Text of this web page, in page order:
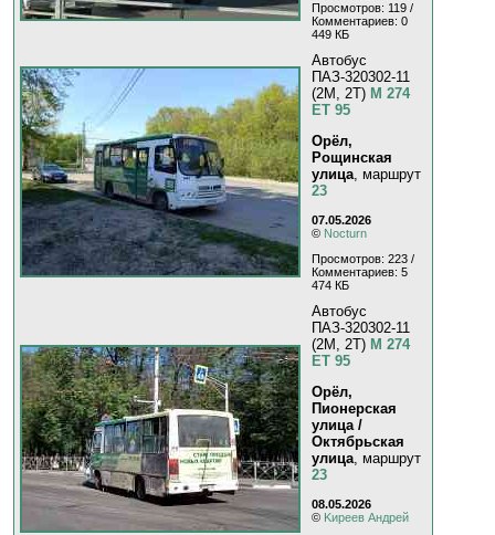
Просмотров: 119 /
Комментариев: 0
449 КБ
Автобус
ПАЗ-320302-11
(2M, 2T) М 274
ЕТ 95
Орёл,
Рощинская
улица, маршрут
23
07.05.2026
© Nocturn
Просмотров: 223 /
Комментариев: 5
474 КБ
Автобус
ПАЗ-320302-11
(2M, 2T) М 274
ЕТ 95
Орёл,
Пионерская
улица /
Октябрьская
улица, маршрут
23
08.05.2026
© Kиpeeв Aндpeй